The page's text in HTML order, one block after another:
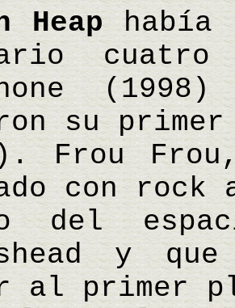
Heaphabía
su
Frou
con
del
y
al primer